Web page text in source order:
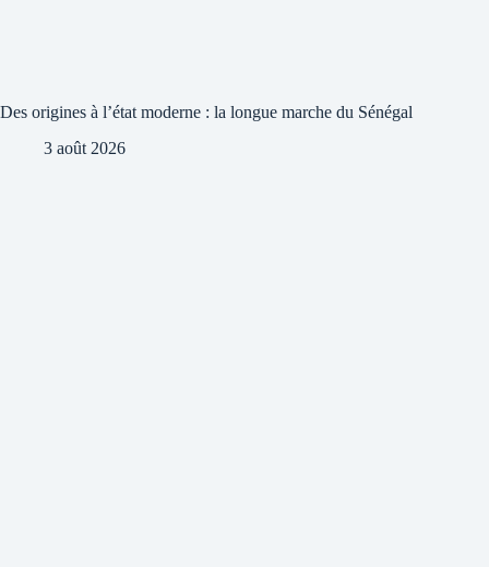
Des origines à l’état moderne : la longue marche du Sénégal
3 août 2026